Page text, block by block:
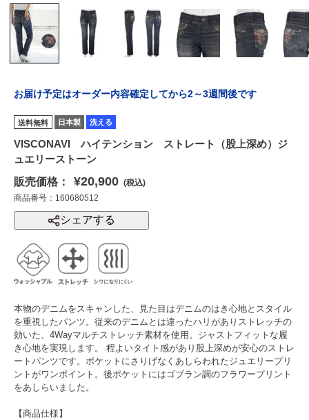
お届け予定はオーダー内容確定してから2～3週間後です
送料無料 日本製 洗える
VISCONAVI ハイテンション ストレート（股上深め）ジ
ュエリーストーン
販売価格：
¥20,900 (税込)
商品番号：160680512
シェアする
本物のデニムをスキャンした、見た目はデニムのはき心地とスタイル
を重視したパンツ。従来のデニムとは違ったハリがありストレッチの
効いた、4Wayマルチストレッチ素材を使用。ジャストフィットな履
き心地を実現します。 程よいタイト感があり股上深めが安心のストレ
ートパンツです。ポケットにさりげなくあしらわれたジュエリープリ
ントがワンポイント。後ポケットにはゴブラン調のフラワープリント
をあしらいました。
【商品仕様】